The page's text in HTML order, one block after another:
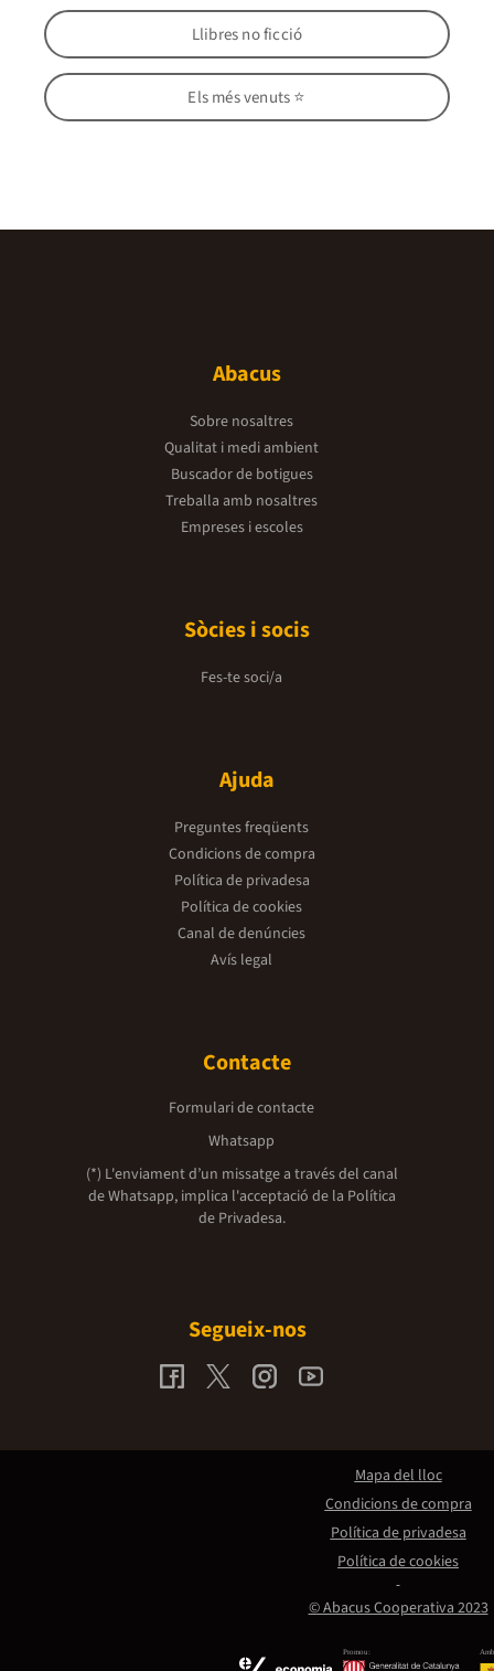
Llibres no ficció
Els més venuts ⭐
Abacus
Sobre nosaltres
Qualitat i medi ambient
Buscador de botigues
Treballa amb nosaltres
Empreses i escoles
Sòcies i socis
Fes-te soci/a
Ajuda
Preguntes freqüents
Condicions de compra
Política de privadesa
Política de cookies
Canal de denúncies
Avís legal
Contacte
Formulari de contacte
Whatsapp
(*) L'enviament d’un missatge a través del canal
de Whatsapp, implica l'acceptació de la Política
de Privadesa.
Segueix-nos
Promou:
© Abacus Cooperativa 2023
Mapa del lloc
Condicions de compra
Política de privadesa
Política de cookies